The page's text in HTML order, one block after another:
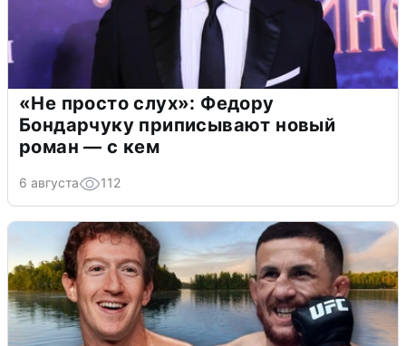
«Не просто слух»: Федору
Бондарчуку приписывают новый
роман — с кем
6 августа 112